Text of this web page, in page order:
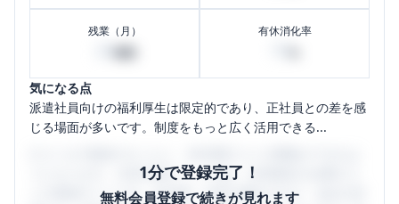
残業（月） 有休消化率
気になる点
派遣社員向けの福利厚生は限定的であり、正社員との差を感
じる場面が多いです。制度をもっと広く活用できる...
1分で登録完了！
無料会員登録で続きが見れます
うになります。SHEHUB(シーハブ)は、女性限定の企業口コ
ミの投稿サイトです。給与面・女性の働きやすさ・会社の評